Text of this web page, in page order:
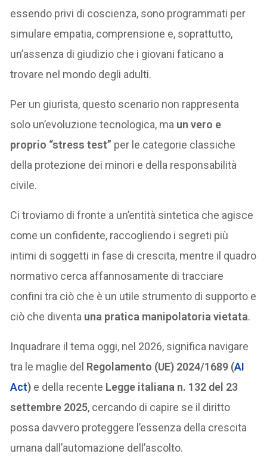
essendo privi di coscienza, sono programmati per
simulare empatia, comprensione e, soprattutto,
un’assenza di giudizio che i giovani faticano a
trovare nel mondo degli adulti.
Per un giurista, questo scenario non rappresenta
solo un’evoluzione tecnologica, ma un vero e
proprio “stress test” per le categorie classiche
della protezione dei minori e della responsabilità
civile.
Ci troviamo di fronte a un’entità sintetica che agisce
come un confidente, raccogliendo i segreti più
intimi di soggetti in fase di crescita, mentre il quadro
normativo cerca affannosamente di tracciare
confini tra ciò che è un utile strumento di supporto e
ciò che diventa una pratica manipolatoria vietata.
Inquadrare il tema oggi, nel 2026, significa navigare
tra le maglie del Regolamento (UE) 2024/1689 (AI
Act) e della recente Legge italiana n. 132 del 23
settembre 2025, cercando di capire se il diritto
possa davvero proteggere l’essenza della crescita
umana dall’automazione dell’ascolto.